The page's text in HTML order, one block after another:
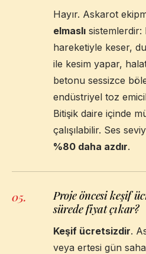
Hayır. Askarot
elmaslı
hareketiyle keser,
ile kesim yapar,
betonu sessizce
endüstriyel toz
Bitişik daire içinde
çalışılabilir. Ses
%80 daha azdır.
05.
Proje öncesi keşif
sürede fiyat çıkar?
Keşif ücretsizdir.
veya ertesi gün